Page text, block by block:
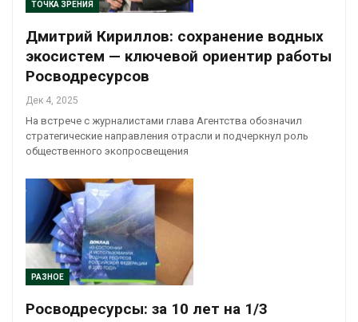
ТОЧКА ЗРЕНИЯ
Дмитрий Кириллов: сохранение водных
экосистем — ключевой ориентир работы
Росводресурсов
Дек 4, 2025
На встрече с журналистами глава Агентства обозначил
стратегические направления отрасли и подчеркнул роль
общественного экопросвещения
РАЗНОЕ
Росводресурсы: за 10 лет на 1/3